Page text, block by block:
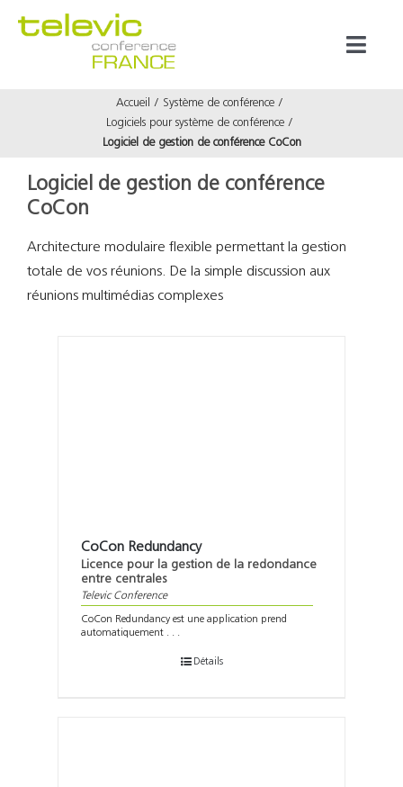
Accueil
Système de conférence
Logiciels pour système de conférence
Logiciel de gestion de conférence CoCon
Logiciel de gestion de conférence
CoCon
Architecture modulaire flexible permettant la gestion
totale de vos réunions. De la simple discussion aux
réunions multimédias complexes
CoCon Redundancy
Licence pour la gestion de la redondance
entre centrales
Televic Conference
CoCon Redundancy est une application prend
automatiquement . . .
Détails